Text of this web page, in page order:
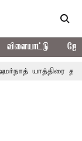
விளையாட்டு
யாத்திரை